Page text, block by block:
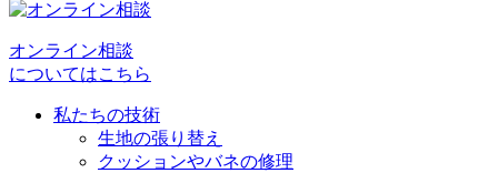
オンライン相談
についてはこちら
私たちの技術
生地の張り替え
クッションやバネの修理